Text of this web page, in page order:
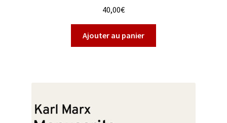
40,00€
Ajouter au panier